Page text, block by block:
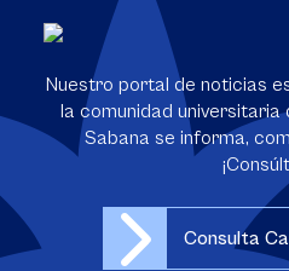
Nuestro portal de noticias
la comunidad universitaria
Sabana se informa,
Consulta